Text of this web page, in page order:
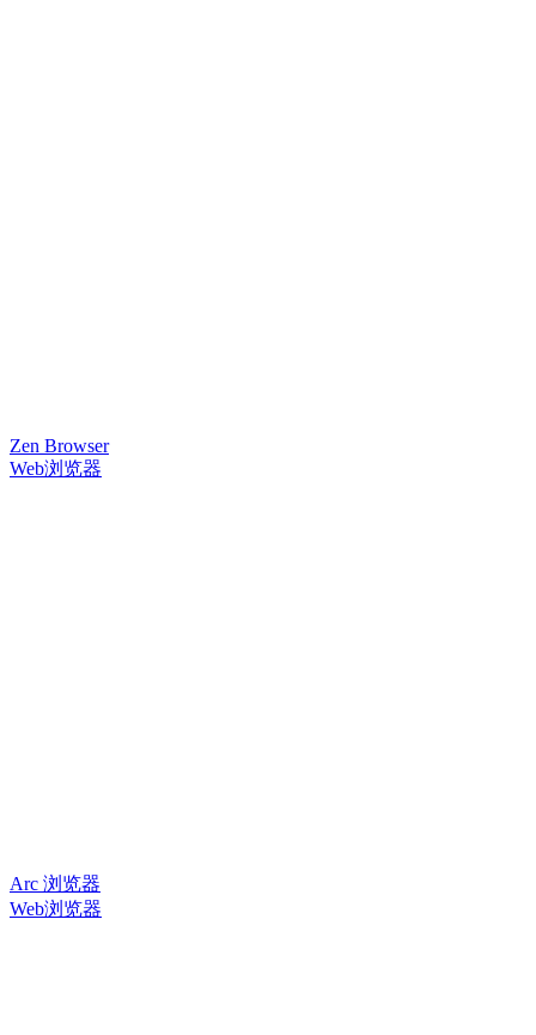
Zen Browser
Web浏览器
Arc 浏览器
Web浏览器